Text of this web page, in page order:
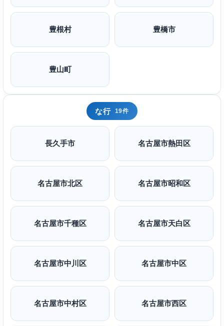
豊根村 豊橋市
豊山町
な行 19件
長久手市 名古屋市熱田区
名古屋市北区 名古屋市昭和区
名古屋市千種区 名古屋市天白区
名古屋市中川区 名古屋市中区
名古屋市中村区 名古屋市西区